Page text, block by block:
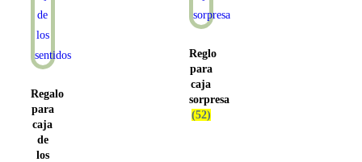
Regalo
para
caja
de
los
Reglo
para
caja
sorpresa
(52)